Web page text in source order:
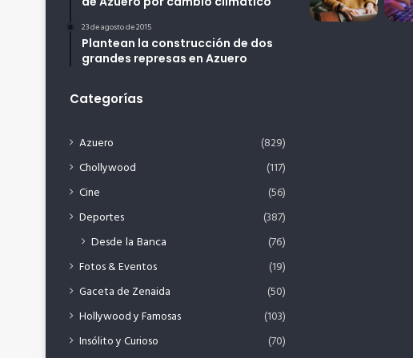
23 de agosto de 2015
Plantean la construcción de dos
grandes represas en Azuero
Categorías
Azuero
(829)
Chollywood
(117)
Cine
(56)
Deportes
(387)
Desde la Banca (76)
Fotos & Eventos
(19)
Gaceta de Zenaida
(50)
Hollywood y Famosas
(103)
Insólito y Curioso
(70)